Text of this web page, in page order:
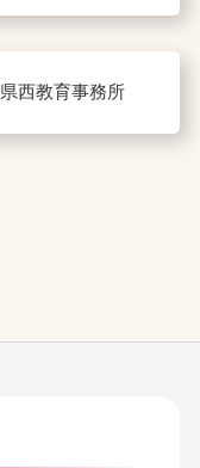
県西教育事務所